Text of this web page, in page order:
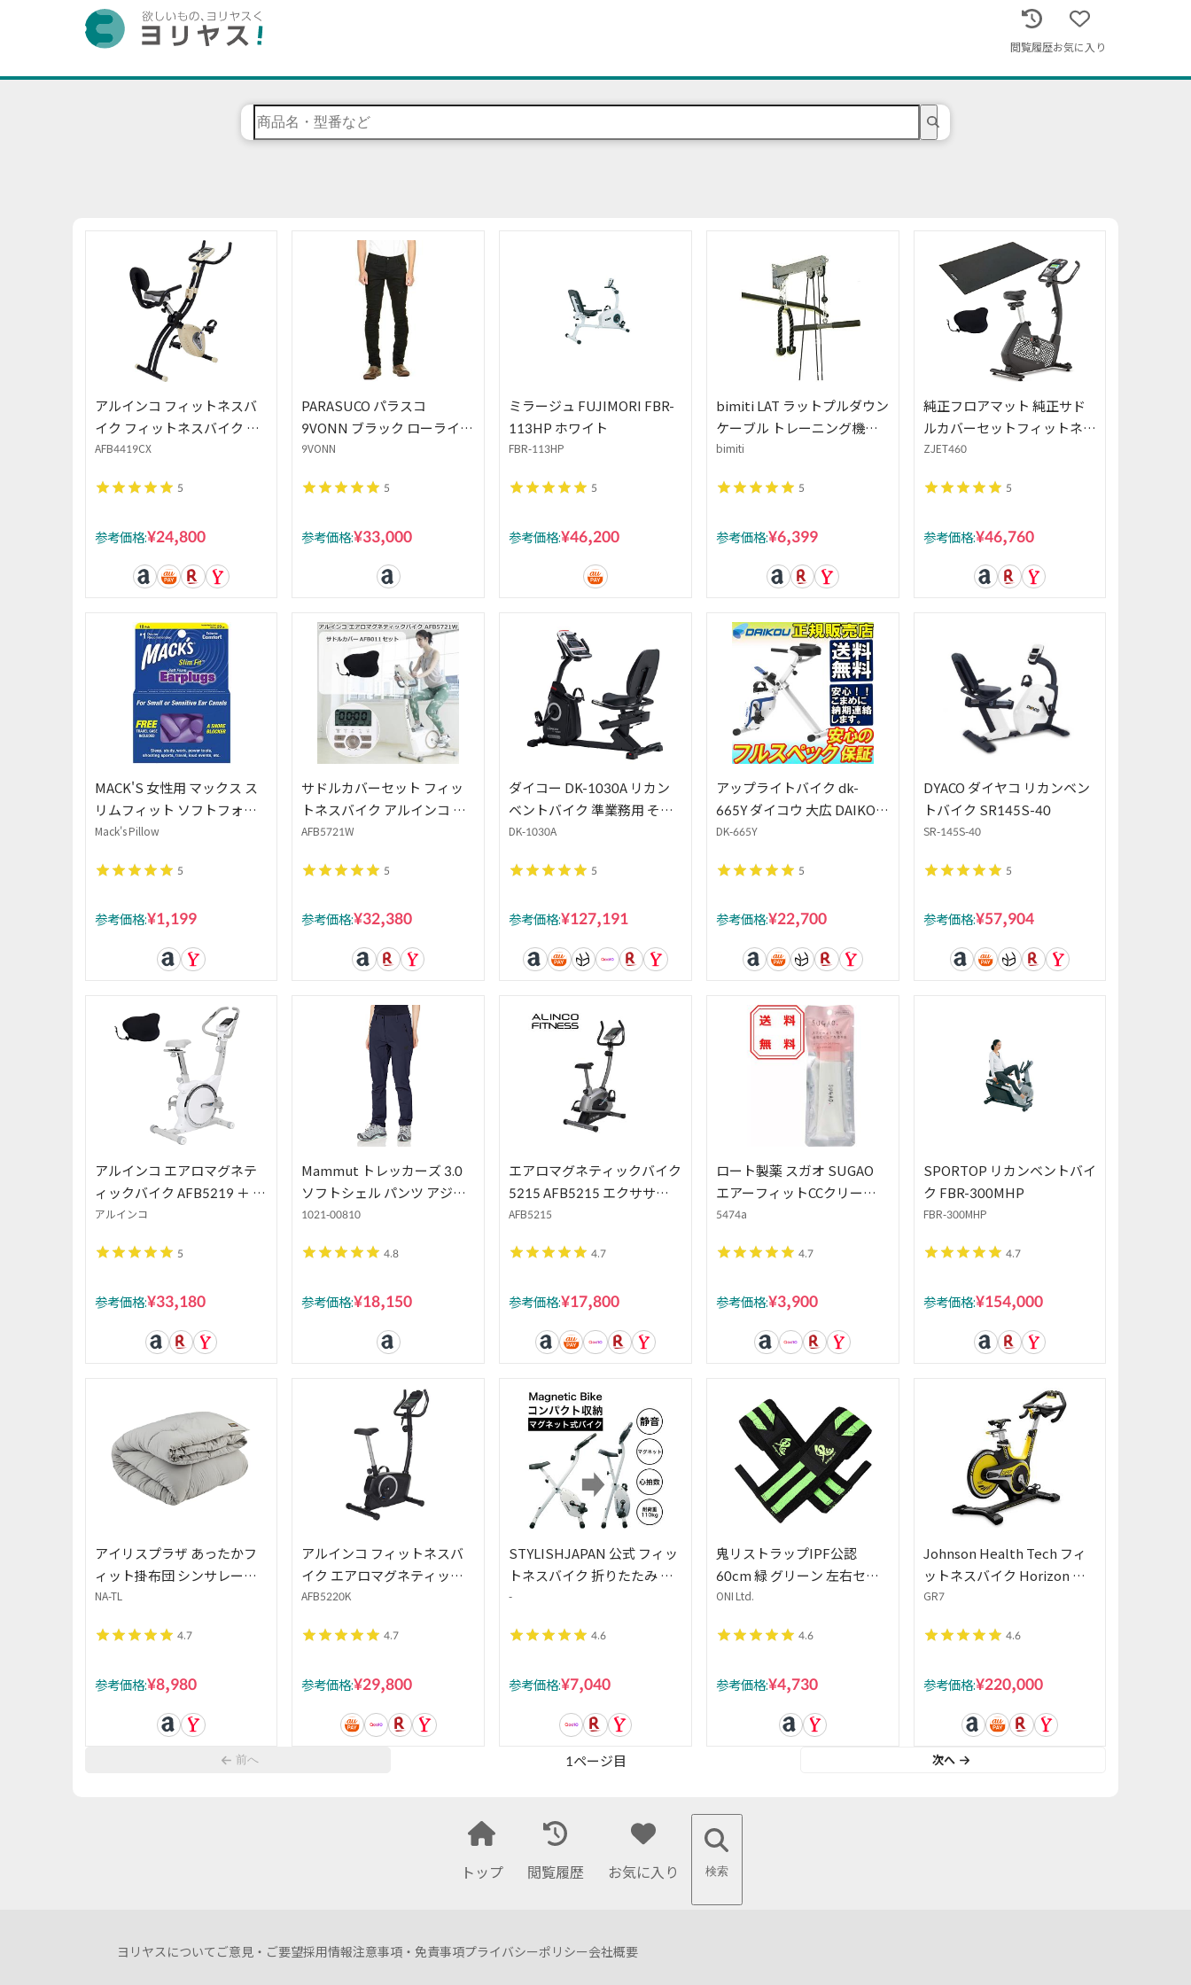
閲覧履歴お気に入り
アルインコ フィットネスバ
イク フィットネスバイク コ
ンフォートバイク 8段階負荷
AFB4419CX
AFB4419CX
5
参考価格:¥24,800
PARASUCO パラスコ
9VONN ブラック ローライズ
アーチスキニー ジーンズ フ
デザイン スリムフィット ク
9VONN
5
参考価格:¥33,000
ミラージュ FUJIMORI FBR-
113HP ホワイト
FBR-113HP
5
参考価格:¥46,200
bimiti LAT ラットプルダウン
ケーブル トレーニング機器
プロフェッショナル 上腕三
bimiti
5
参考価格:¥6,399
純正フロアマット 純正サド
ルカバーセットフィットネス
バイク Reebok リーボック
グラムバイク ZJET460 ＋ 純
EXP150 ＋ 純正サドルカバ
ー AFB011
ZJET460
5
参考価格:¥46,760
MACK'S 女性用 マックス ス
リムフィット ソフトフォー
ム
Mack's Pillow
5
参考価格:¥1,199
サドルカバーセット フィッ
トネスバイク アルインコ エ
アロマグネティックバイク
バー AFB011 静音 家庭用 心
AFB5721W
5
参考価格:¥32,380
ダイコー DK-1030A リカン
ベントバイク 準業務用 その
他 146cm×63cm×123cm
DK-1030A
5
参考価格:¥127,191
アップライトバイク dk-
665Y ダイコウ 大広 DAIKOU
フィットネスバイク マグネ
ショナリーバイク エクササ
DK-665Y
5
参考価格:¥22,700
DYACO ダイヤコ リカンベン
トバイク SR145S-40
SR-145S-40
5
参考価格:¥57,904
アルインコ エアロマグネテ
ィックバイク AFB5219 ＋ サ
ドルカバー AFB011 家庭用
仕様 静音 8段階負荷調節 サ
トトレー
アルインコ
5
参考価格:¥33,180
Mammut トレッカーズ 3.0
ソフトシェル パンツ アジア
ンフィット ウィメン
AF Women M
1021-00810
4.8
参考価格:¥18,150
エアロマグネティックバイク
5215 AFB5215 エクササイ
ズバイク フィットネスバイ
AFB5215
4.7
参考価格:¥17,800
ロート製薬 スガオ SUGAO
エアーフィットCCクリーム
スムース 01 ピュアナチュラ
5474a
4.7
参考価格:¥3,900
SPORTOP リカンベントバイ
ク FBR-300MHP
FBR-300MHP
4.7
参考価格:¥154,000
アイリスプラザ あったかフ
ィット掛布団 シンサレート
ウルトラ ダブル NA-TL グレ
NA-TL
4.7
参考価格:¥8,980
アルインコ フィットネスバ
イク エアロマグネティック
バイク 8段階負荷調節 移動キ
AFB5220K 静音 サドル調整
タブレットトレー
AFB5220K
4.7
参考価格:¥29,800
STYLISHJAPAN 公式 フィッ
トネスバイク 折りたたみ 静
音 心拍数 計測 ミニ コンパク
グ 負荷 8段階 X型
-
4.6
参考価格:¥7,040
鬼リストラップIPF公認
60cm 緑 グリーン 左右セッ
ト リストバンド 筋トレ フィ
ONI Ltd.
4.6
参考価格:¥4,730
Johnson Health Tech フィ
ットネスバイク Horizon イ
ンドアサイクル スピンバイ
GR7
4.6
参考価格:¥220,000
前へ 1 ページ目 次へ
トップ 閲覧履歴 お気に入り 検索
ヨリヤスについて ご意見・ご要望採用情報注意事項・免責事項プライバシーポリシー会社概要